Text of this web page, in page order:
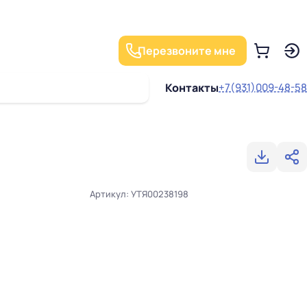
Перезвоните мне
Контакты+7(931)009-48-58
Артикул: УТЯ00238198